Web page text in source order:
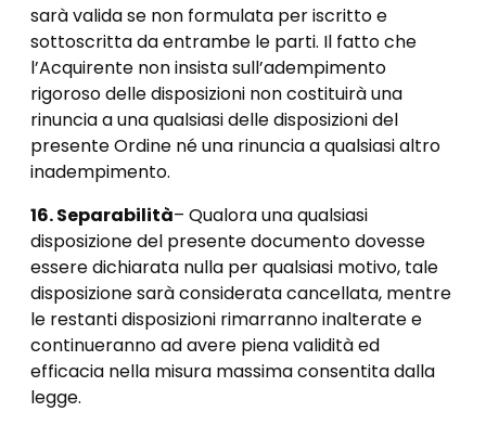
sarà valida se non formulata per iscritto e
sottoscritta da entrambe le parti. Il fatto che
l’Acquirente non insista sull’adempimento
rigoroso delle disposizioni non costituirà una
rinuncia a una qualsiasi delle disposizioni del
presente Ordine né una rinuncia a qualsiasi altro
inadempimento.
16. Separabilità– Qualora una qualsiasi
disposizione del presente documento dovesse
essere dichiarata nulla per qualsiasi motivo, tale
disposizione sarà considerata cancellata, mentre
le restanti disposizioni rimarranno inalterate e
continueranno ad avere piena validità ed
efficacia nella misura massima consentita dalla
legge.